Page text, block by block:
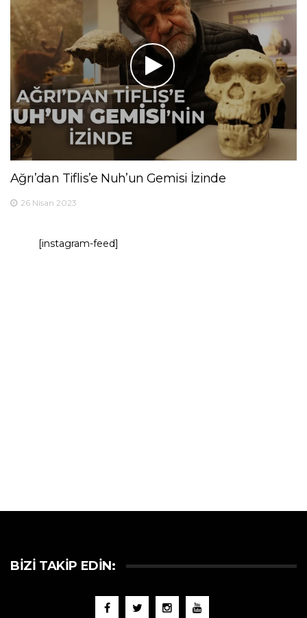
Ağrı’dan Tiflis’e Nuh’un Gemisi İzinde
26 Nisan 2023
[instagram-feed]
BIZI TAKIP EDIN: